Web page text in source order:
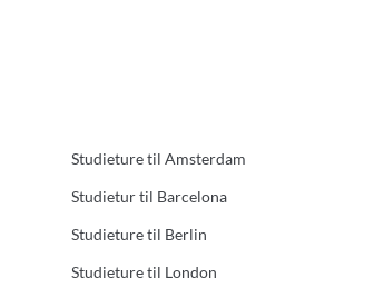
Studieture til Amsterdam
Studietur til Barcelona
Studieture til Berlin
Studieture til London